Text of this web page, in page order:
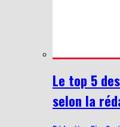
Le top 5
selon la